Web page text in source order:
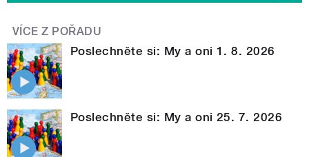
VÍCE Z POŘADU
Poslechněte si: My a oni 1. 8. 2026
Poslechněte si: My a oni 25. 7. 2026